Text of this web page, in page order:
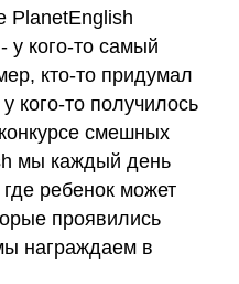
PlanetEnglish
у кого-то самый
кто-то придумал
кого-то получилось
смешных
мы каждый день
ребенок может
проявились
награждаем в